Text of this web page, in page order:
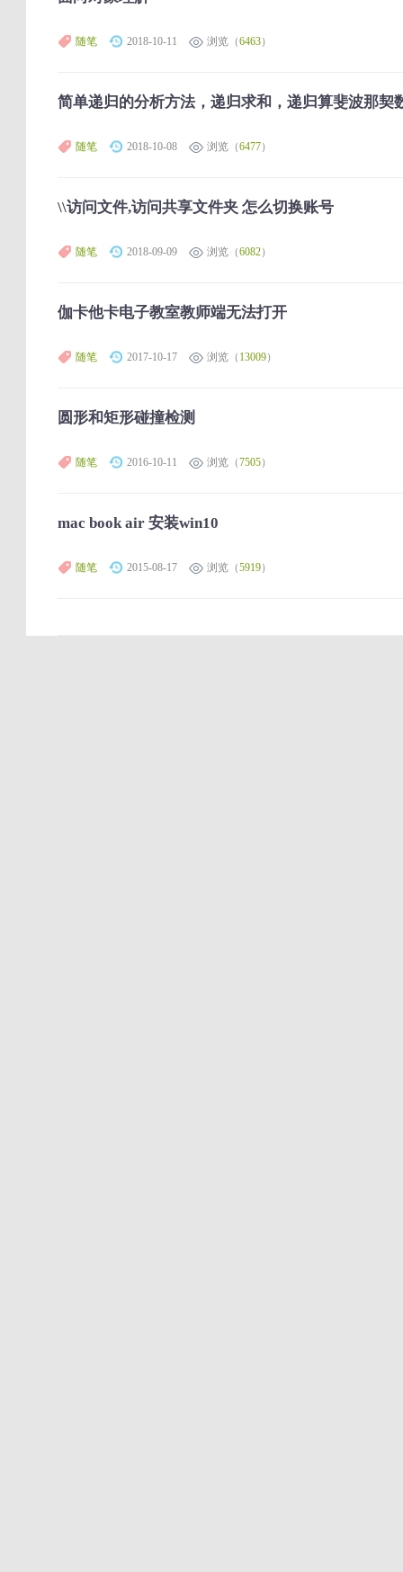
随笔 2018-10-11 浏览（6463）
简单递归的分析方法，递归求和，递归算斐波那契
随笔 2018-10-08 浏览（6477）
\\访问文件,访问共享文件夹 怎么切换账号
随笔 2018-09-09 浏览（6082）
伽卡他卡电子教室教师端无法打开
随笔 2017-10-17 浏览（ 13009）
圆形和矩形碰撞检测
随笔 2016-10-11 浏览（7505）
mac book air 安装win10
随笔 2015-08-17 浏览（5919）